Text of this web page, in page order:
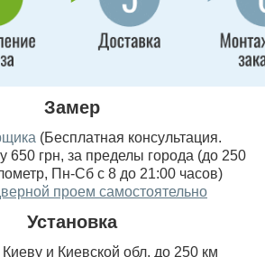
Замер
(Бесплатная консультация.
650 грн, за пределы города (до 250
Пн-Сб с 8 до 21:00 часов)
проем самостоятельно
Установка
и Киевской обл. до 250 км